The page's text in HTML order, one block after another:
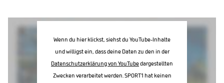
Wenn du hier klickst, siehst du YouTube-Inhalte
und willigst ein, dass deine Daten zu den in der
Datenschutzerklärung von YouTubedargestellten
Zwecken verarbeitet werden. SPORT1 hat keinen